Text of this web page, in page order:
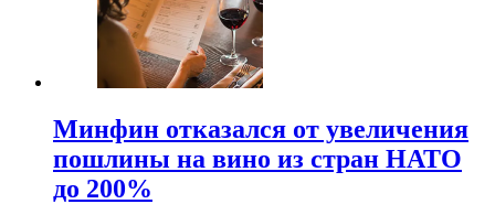
Минфин отказался от увеличения
пошлины на вино из стран НАТО
до 200%